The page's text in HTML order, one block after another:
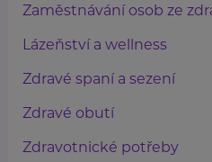
Zaměstnávání osob ze
Lázeňství a wellness
Zdravé spaní a sezení
Zdravé obutí
Zdravotnické potřeby